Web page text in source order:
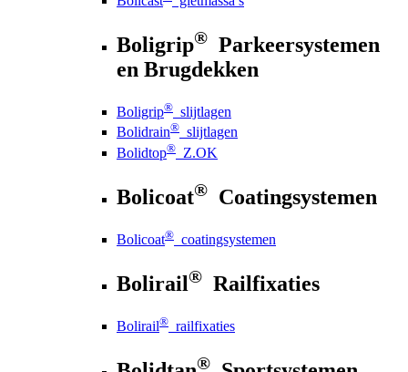
Boligrip® Parkeersystemen
en Brugdekken
Boligrip® slijtlagen
Bolidrain® slijtlagen
Bolidtop® Z.OK
Bolicoat® Coatingsystemen
Bolicoat® coatingsystemen
Bolirail® Railfixaties
Bolirail® railfixaties
®